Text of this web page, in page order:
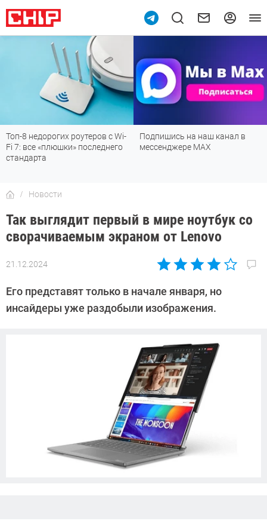
Топ-8 недорогих роутеров с Wi-
Fi 7: все «плюшки» последнего
стандарта
Подпишись на наш канал в
мессенджере МАХ
Новости
Так выглядит первый в мире ноутбук со
сворачиваемым экраном от Lenovo
21.12.2024
Автор:
Довлатова
Его представят только в начале января, но
инсайдеры уже раздобыли изображения.